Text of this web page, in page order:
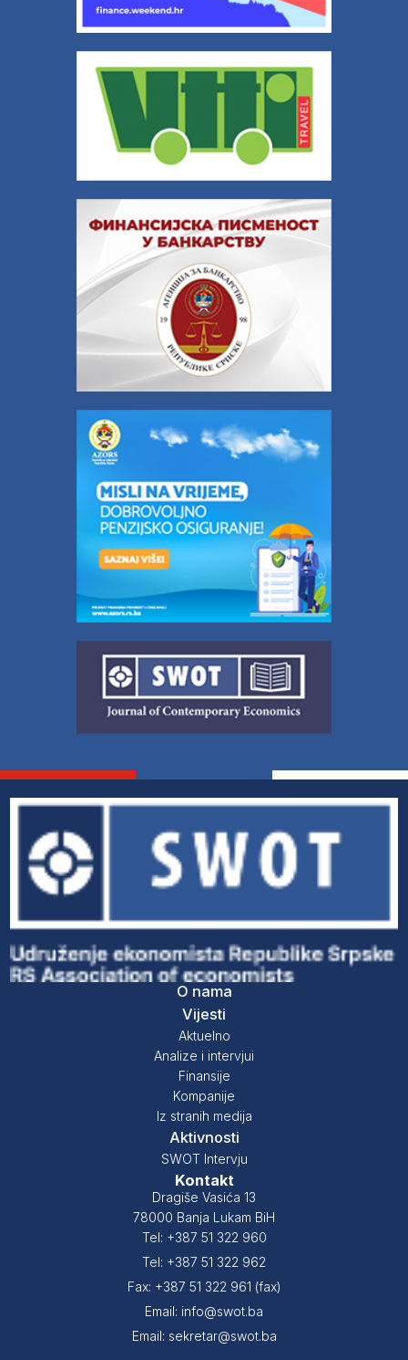
O nama
Vijesti
Aktuelno
Analize i intervjui
Finansije
Kompanije
Iz stranih medija
Aktivnosti
SWOT Intervju
Kontakt
Dragiše Vasića 13
78000 Banja Lukam BiH
Tel: +387 51 322 960
Tel: +387 51 322 962
Fax: +387 51 322 961 (fax)
Email: info@swot.ba
Email: sekretar@swot.ba